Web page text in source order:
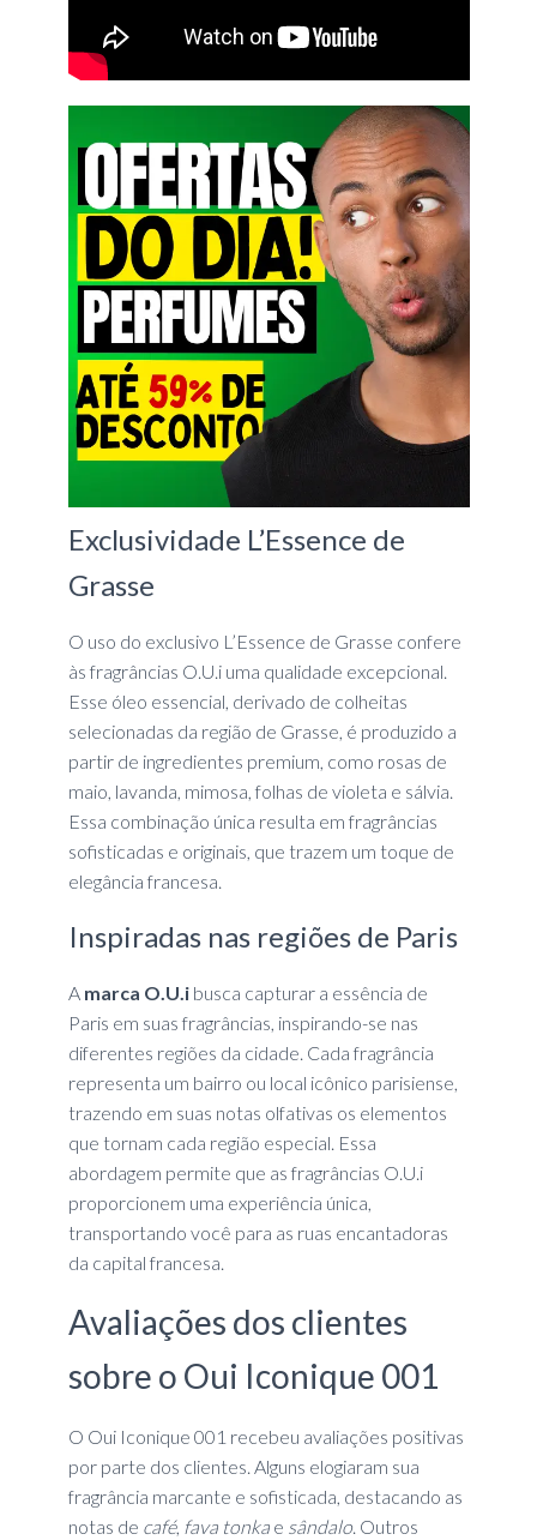
Exclusividade L’Essence de
Grasse
O uso do exclusivo L’Essence de Grasse confere
às fragrâncias O.U.i uma qualidade excepcional.
Esse óleo essencial, derivado de colheitas
selecionadas da região de Grasse, é produzido a
partir de ingredientes premium, como rosas de
maio, lavanda, mimosa, folhas de violeta e sálvia.
Essa combinação única resulta em fragrâncias
sofisticadas e originais, que trazem um toque de
elegância francesa.
Inspiradas nas regiões de Paris
A marca O.U.ibusca capturar a essência de
Paris em suas fragrâncias, inspirando-se nas
diferentes regiões da cidade. Cada fragrância
representa um bairro ou local icônico parisiense,
trazendo em suas notas olfativas os elementos
que tornam cada região especial. Essa
abordagem permite que as fragrâncias O.U.i
proporcionem uma experiência única,
transportando você para as ruas encantadoras
da capital francesa.
Avaliações dos clientes
sobre o Oui Iconique 001
O Oui Iconique 001 recebeu avaliações positivas
por parte dos clientes. Alguns elogiaram sua
fragrância marcante e sofisticada, destacando as
notas de café, fava tonkae sândalo. Outros